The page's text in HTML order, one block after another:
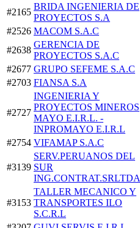
#2165
BRIDA INGENIERIA DE
PROYECTOS S.A
#2526 MACOM S.A.C
#2638
GERENCIA DE
PROYECTOS S.A.C
#2677 GRUPO SEFEME S.A.C
#2703 FIANSA S.A
#2727
INGENIERIA Y
PROYECTOS MINEROS
MAYO E.I.R.L. -
INPROMAYO E.I.R.L
#2754 VIFAMAP S.A.C
#3139
SERV.PERUANOS DEL
SUR
ING.CONTRAT.SRLTDA
#3153
TALLER MECANICO Y
TRANSPORTES ILO
S.C.R.L